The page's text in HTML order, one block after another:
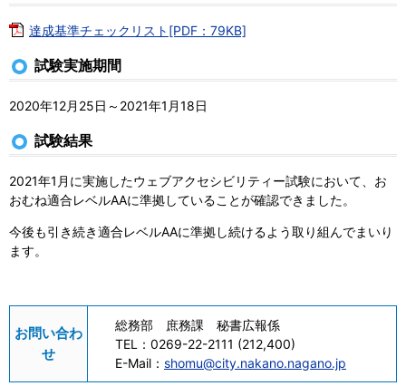
達成基準チェックリスト[PDF：79KB]
試験実施期間
2020年12月25日～2021年1月18日
試験結果
2021年1月に実施したウェブアクセシビリティー試験において、お
おむね適合レベルAAに準拠していることが確認できました。
今後も引き続き適合レベルAAに準拠し続けるよう取り組んでまいり
ます。
お問い合わ
せ
総務部 庶務課 秘書広報係
TEL： 0269-22-2111 (212,400)
E-Mail： shomu@city.nakano.nagano.jp